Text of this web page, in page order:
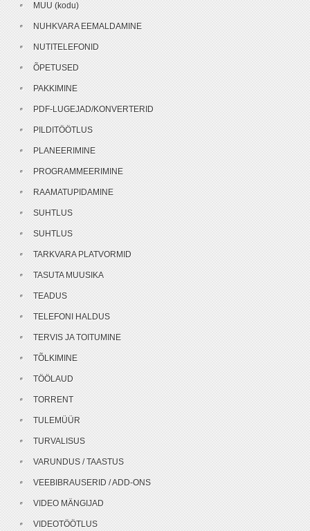
MUU (kodu)
NUHKVARA EEMALDAMINE
NUTITELEFONID
ÕPETUSED
PAKKIMINE
PDF-LUGEJAD/KONVERTERID
PILDITÖÖTLUS
PLANEERIMINE
PROGRAMMEERIMINE
RAAMATUPIDAMINE
SUHTLUS
SUHTLUS
TARKVARA PLATVORMID
TASUTA MUUSIKA
TEADUS
TELEFONI HALDUS
TERVIS JA TOITUMINE
TÕLKIMINE
TÖÖLAUD
TORRENT
TULEMÜÜR
TURVALISUS
VARUNDUS / TAASTUS
VEEBIBRAUSERID / ADD-ONS
VIDEO MÄNGIJAD
VIDEOTÖÖTLUS